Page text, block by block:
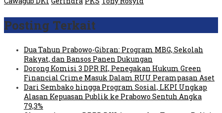
Posting Terkait
Dua Tahun Prabowo-Gibran: Program MBG, Sekolah
Rakyat, dan Bansos Panen Dukungan
Dorong Komisi 3 DPR RI, Penegakan Hukum Green
Financial Crime Masuk Dalam RUU Perampasan Aset
Dari Sembako hingga Program Sosial, LKPI Ungkap
Alasan Kepuasan Publik ke Prabowo Sentuh Angka
79,3%